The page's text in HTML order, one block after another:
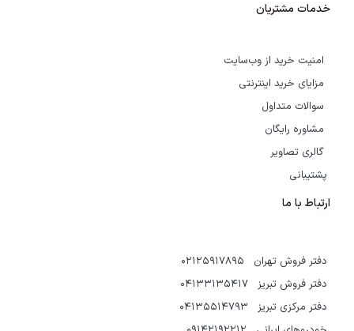
خدمات مشتریان
امنیت خرید از وب‌سایت
مزایای خرید اینترنتی
سوالات متداول
مشاوره رایگان
گالری تصاویر
پشتیبانی
ارتباط با ما
دفتر فروش تهران 02125917895
دفتر فروش تبریز 04133135417
دفتر مرکزی تبریز 04135514793